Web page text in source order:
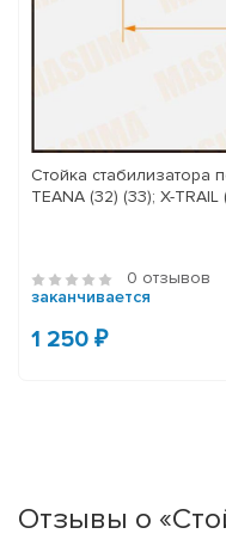
Стойка стабилизатора
TEANA (32) (33); X-TRAIL
0 отзывов
заканчивается
1 250 ₽
Отзывы о